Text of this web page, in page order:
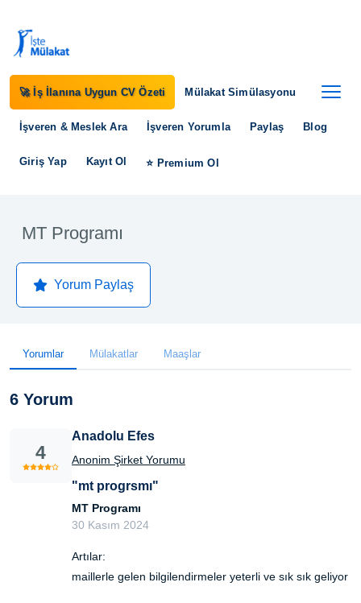
🚀 İş İlanına Uygun CV Özeti Mülakat Simülasyonu
İşveren & Meslek Ara İşveren Yorumla Paylaş Blog
Giriş Yap Kayıt Ol ⭐ Premium Ol
MT Programı
Yorum Paylaş
Yorumlar Mülakatlar Maaşlar
6 Yorum
4
Anadolu Efes
Anonim Şirket Yorumu
"mt progrsmı"
MT Programı
30 Kasım 2024
Artılar:
maillerle gelen bilgilendirmeler yeterli ve sık sık geliyor